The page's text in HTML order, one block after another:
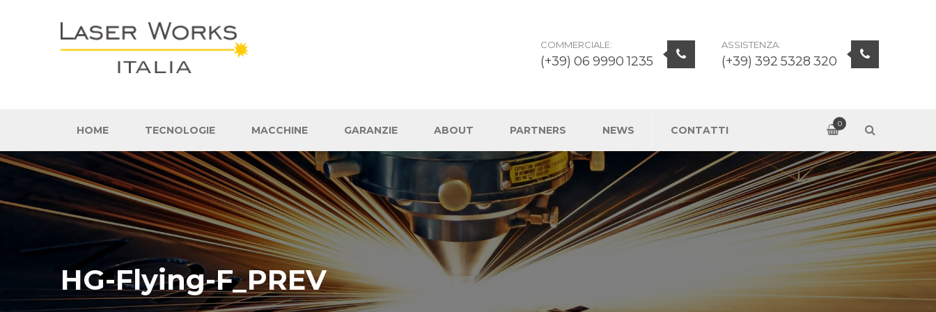
COMMERCIALE:
(+39) 06 9990 1235
ASSISTENZA:
(+39) 392 5328 320
HOME TECNOLOGIE MACCHINE GARANZIE ABOUT PARTNERS NEWS CONTATTI
0
HG-Flying-F_PREV